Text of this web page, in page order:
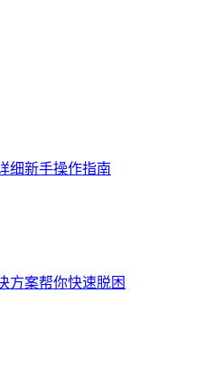
细新手操作指南
方案帮你快速脱困